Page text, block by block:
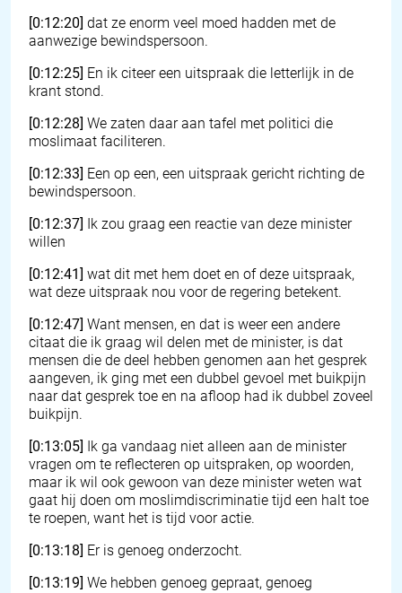
[0:12:20] dat ze enorm veel moed hadden met de
aanwezige bewindspersoon.
[0:12:25] En ik citeer een uitspraak die letterlijk in de
krant stond.
[0:12:28] We zaten daar aan tafel met politici die
moslimaat faciliteren.
[0:12:33] Een op een, een uitspraak gericht richting de
bewindspersoon.
[0:12:37] Ik zou graag een reactie van deze minister
willen
[0:12:41] wat dit met hem doet en of deze uitspraak,
wat deze uitspraak nou voor de regering betekent.
[0:12:47] Want mensen, en dat is weer een andere
citaat die ik graag wil delen met de minister, is dat
mensen die de deel hebben genomen aan het gesprek
aangeven, ik ging met een dubbel gevoel met buikpijn
naar dat gesprek toe en na afloop had ik dubbel zoveel
buikpijn.
[0:13:05] Ik ga vandaag niet alleen aan de minister
vragen om te reflecteren op uitspraken, op woorden,
maar ik wil ook gewoon van deze minister weten wat
gaat hij doen om moslimdiscriminatie tijd een halt toe
te roepen, want het is tijd voor actie.
[0:13:18] Er is genoeg onderzocht.
[0:13:19] We hebben genoeg gepraat, genoeg